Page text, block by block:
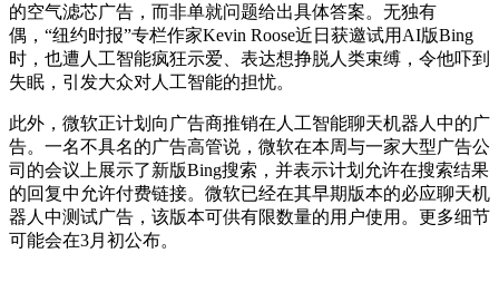
的空气滤芯广告，而非单就问题给出具体答案。无独有
偶，“纽约时报”专栏作家Kevin Roose近日获邀试用AI版Bing
时，也遭人工智能疯狂示爱、表达想挣脱人类束缚，令他吓到
失眠，引发大众对人工智能的担忧。
此外，微软正计划向广告商推销在人工智能聊天机器人中的广
告。一名不具名的广告高管说，微软在本周与一家大型广告公
司的会议上展示了新版Bing搜索，并表示计划允许在搜索结果
的回复中允许付费链接。微软已经在其早期版本的必应聊天机
器人中测试广告，该版本可供有限数量的用户使用。更多细节
可能会在3月初公布。